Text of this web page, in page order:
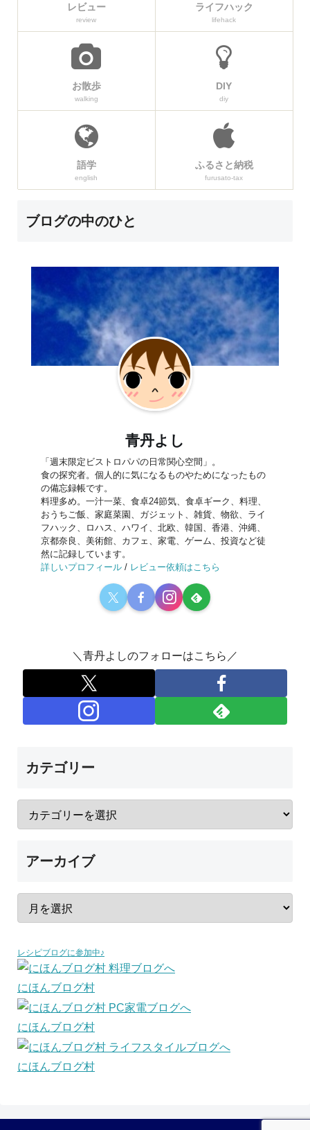
レビュー
review
ライフハック
lifehack
お散歩
walking
DIY
diy
語学
english
ふるさと納税
furusato-tax
ブログの中のひと
青丹よし
「週末限定ビストロパパの日常関心空間」。
食の探究者。個人的に気になるものやためになったもの
の備忘録帳です。
料理多め。一汁一菜、食卓24節気、食卓ギーク、料理、
おうちご飯、家庭菜園、ガジェット、雑貨、物欲、ライ
フハック、ロハス、ハワイ、北欧、韓国、香港、沖縄、
京都奈良、美術館、カフェ、家電、ゲーム、投資など徒
然に記録しています。
詳しいプロフィール / レビュー依頼はこちら
＼青丹よしのフォローはこちら／
カテゴリー
アーカイブ
レシピブログに参加中♪
にほんブログ村
にほんブログ村
にほんブログ村